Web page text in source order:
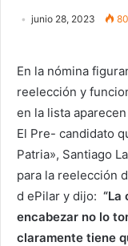
junio 28, 2023
En la nómina
reelección y
en la lista
El Pre- candidato
Patria», Santiago
para la reelección
d ePilar y dijo: “La
encabezar no lo
claramente tiene